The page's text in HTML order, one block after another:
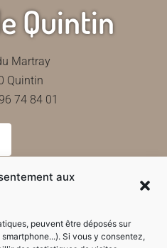
aux
peuvent être déposés sur
Si vous y consentez,
Quintin
Martray
Quintin
74 84 01
de la mairie